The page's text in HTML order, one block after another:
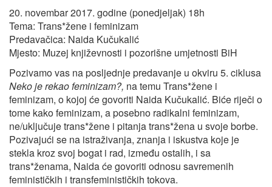
20. novembar 2017. godine (ponedjeljak) 18h
Tema: Trans*žene i feminizam
Predavačica: Naida Kučukalić
Mjesto: Muzej književnosti i pozorišne umjetnosti BiH
Pozivamo vas na posljednje predavanje u okviru 5. ciklusa
Neko je rekao feminizam?, na temu Trans*žene i
feminizam, o kojoj će govoriti Naida Kučukalić. Biće riječi o
tome kako feminizam, a posebno radikalni feminizam,
ne/uključuje trans*žene i pitanja trans*žena u svoje borbe.
Pozivajući se na istraživanja, znanja i iskustva koje je
stekla kroz svoj bogat i rad, između ostalih, i sa
trans*ženama, Naida će govoriti odnosu savremenih
feminističkih i transfeminističkih tokova.